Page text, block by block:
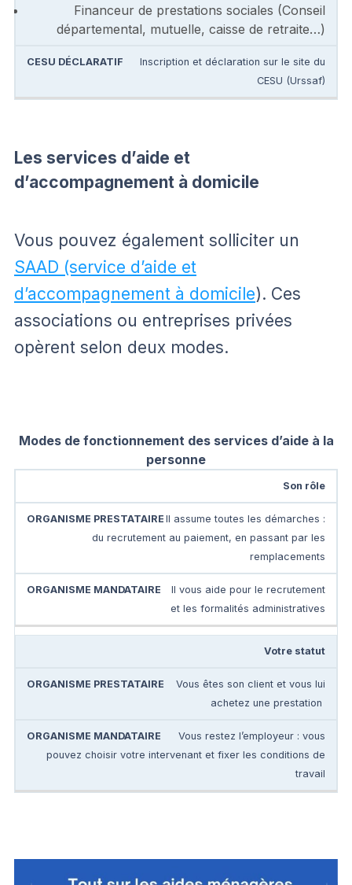
Financeur de prestations sociales (Conseil
départemental, mutuelle, caisse de retraite…)
Inscription et déclaration sur le site du
CESU (Urssaf)
Les services d’aide et
d’accompagnement à domicile
Vous pouvez également solliciter un
SAAD (service d’aide et
d’accompagnement à domicile). Ces
associations ou entreprises privées
opèrent selon deux modes.
Modes de fonctionnement des services d’aide à la
personne
Son rôle
Il assume toutes les démarches :
du recrutement au paiement, en passant par les
remplacements
Il vous aide pour le recrutement
et les formalités administratives
Votre statut
Vous êtes son client et vous lui
achetez une prestation
Vous restez l’employeur : vous
pouvez choisir votre intervenant et fixer les conditions de
travail